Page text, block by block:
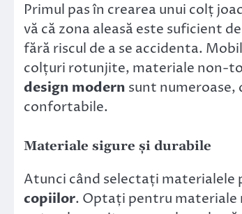
Primul pas în crearea unui colț
vă că zona aleasă este suficient
fără riscul de a se accidenta.
colțuri rotunjite, materiale non-
design modern sunt
confortabile.
Materiale sigure și durabile
Atunci când selectați materialele
copiilor. Optați pentru materiale